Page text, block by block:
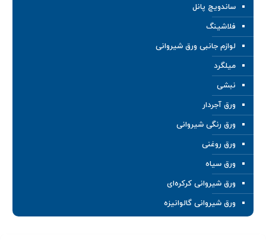
ساندویچ پانل
فلاشینگ
لوازم جانبی ورق شیروانی
میلگرد
نبشی
ورق آجردار
ورق رنگی شیروانی
ورق روغنی
ورق سیاه
ورق شیروانی کرکره‌ای
ورق شیروانی گالوانیزه